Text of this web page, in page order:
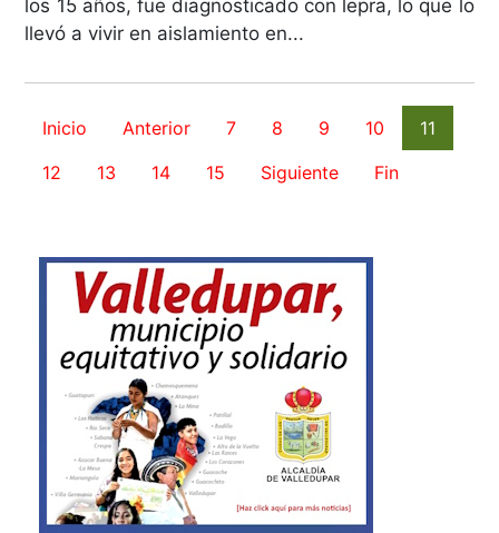
los 15 años, fue diagnosticado con lepra, lo que lo
llevó a vivir en aislamiento en...
Inicio Anterior 7 8 9 10
11
12
13 14 15 Siguiente Fin